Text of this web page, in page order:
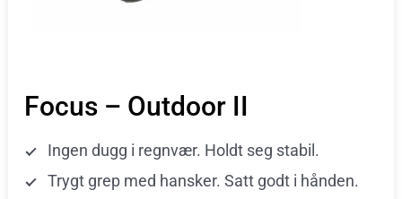
Focus – Outdoor II
Ingen dugg i regnvær. Holdt seg stabil.
Trygt grep med hansker. Satt godt i hånden.